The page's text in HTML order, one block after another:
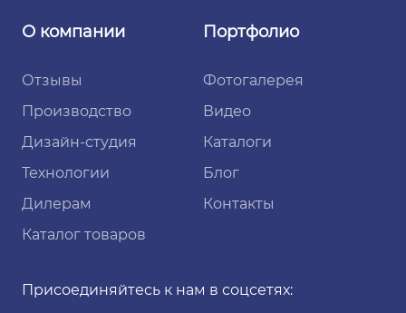
О компании
Отзывы
Производство
Дизайн-студия
Технологии
Дилерам
Каталог товаров
Портфолио
Фотогалерея
Видео
Каталоги
Блог
Контакты
Присоединяйтесь к нам в соцсетях: